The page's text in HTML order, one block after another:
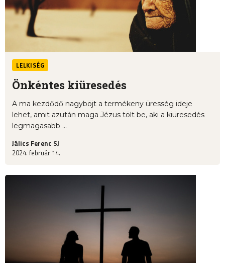
LELKISÉG
Önkéntes kiüresedés
A ma kezdődő nagyböjt a termékeny üresség ideje
lehet, amit azután maga Jézus tölt be, aki a kiüresedés
legmagasabb ...
Jálics Ferenc SJ
2024. február 14.